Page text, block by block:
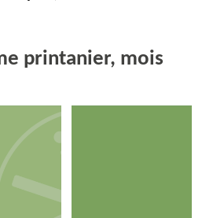
printanier, mois